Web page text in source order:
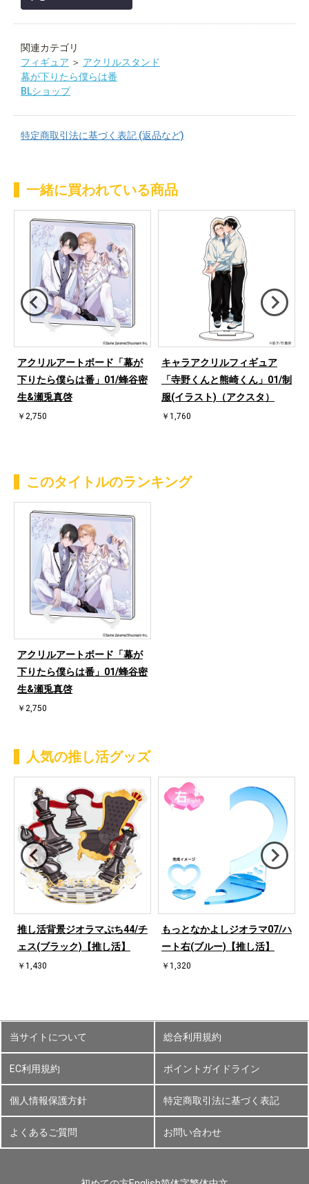
関連カテゴリ
フィギュア ＞ アクリルスタンド
幕が下りたら僕らは番
BLショップ
特定商取引法に基づく表記 (返品など)
一緒に買われている商品
アクリルアートボード「幕が
下りたら僕らは番」01/蜂谷密
生&瀬兎真啓
￥2,750
キャラアクリルフィギュア
「寺野くんと熊崎くん」01/制
服(イラスト)（アクスタ）
￥1,760
このタイトルのランキング
アクリルアートボード「幕が
下りたら僕らは番」01/蜂谷密
生&瀬兎真啓
￥2,750
人気の推し活グッズ
推し活背景ジオラマぷち44/チ
ェス(ブラック)【推し活】
￥1,430
もっとなかよしジオラマ07/ハ
ート右(ブルー)【推し活】
￥1,320
当サイトについて 総合利用規約
EC利用規約 ポイントガイドライン
個人情報保護方針 特定商取引法に基づく表記
よくあるご質問 お問い合わせ